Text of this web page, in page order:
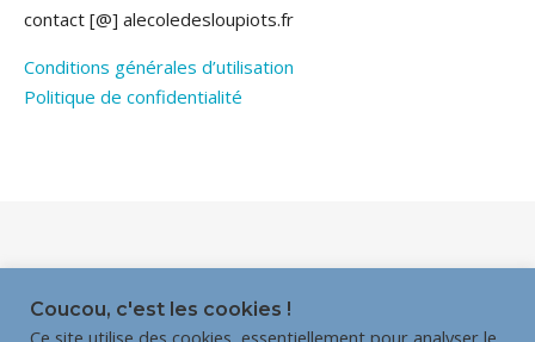
contact [@] alecoledesloupiots.fr
Conditions générales d’utilisation
Politique de confidentialité
Coucou, c'est les cookies !
Ce site utilise des cookies, essentiellement pour analyser le